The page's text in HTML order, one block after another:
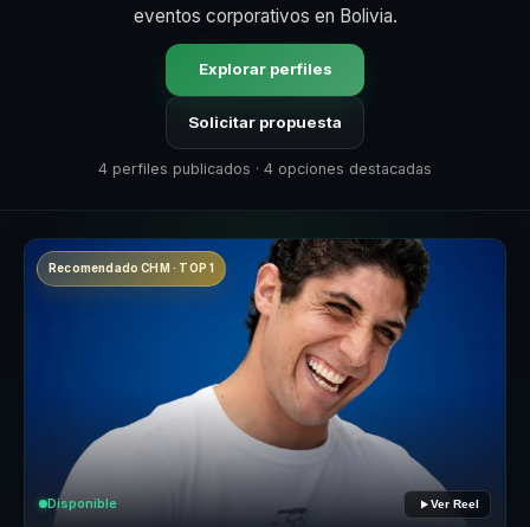
eventos corporativos en Bolivia.
Explorar perfiles
Solicitar propuesta
4 perfiles publicados · 4 opciones destacadas
Recomendado CHM · TOP 1
Disponible Ver Reel